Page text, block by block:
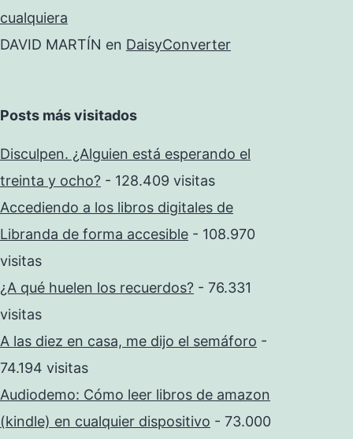
cualquiera
DAVID MARTÍN en DaisyConverter
Posts más visitados
Disculpen. ¿Alguien está esperando el
treinta y ocho? - 128.409 visitas
Accediendo a los libros digitales de
Libranda de forma accesible - 108.970
visitas
¿A qué huelen los recuerdos? - 76.331
visitas
A las diez en casa, me dijo el semáforo -
74.194 visitas
Audiodemo: Cómo leer libros de amazon
(kindle) en cualquier dispositivo - 73.000